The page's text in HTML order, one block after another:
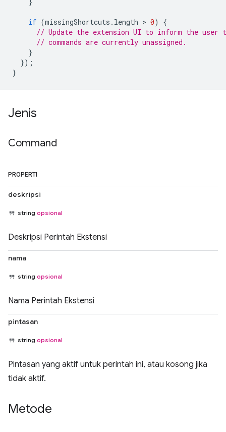
if (missingShortcuts . length > 0)
{
// Update the extension UI to inform the user
// commands are currently unassigned.
}
});
}
Jenis
Command
PROPERTI
deskripsi
string opsional
Deskripsi Perintah Ekstensi
nama
string opsional
Nama Perintah Ekstensi
pintasan
string opsional
Pintasan yang aktif untuk perintah ini, atau kosong jika
tidak aktif.
Metode